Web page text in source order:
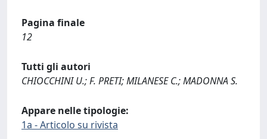
Pagina finale
12
Tutti gli autori
CHIOCCHINI U.; F. PRETI; MILANESE C.; MADONNA S.
Appare nelle tipologie:
1a - Articolo su rivista